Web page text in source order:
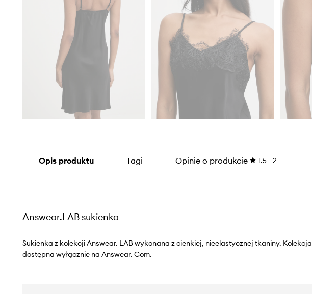
Opis produktu Tagi Opinie o produkcie 1.5 2
Answear.LAB sukienka
Sukienka z kolekcji Answear. LAB wykonana z cienkiej, nieelastycznej tkaniny. Kolekcja
dostępna wyłącznie na Answear. Com.